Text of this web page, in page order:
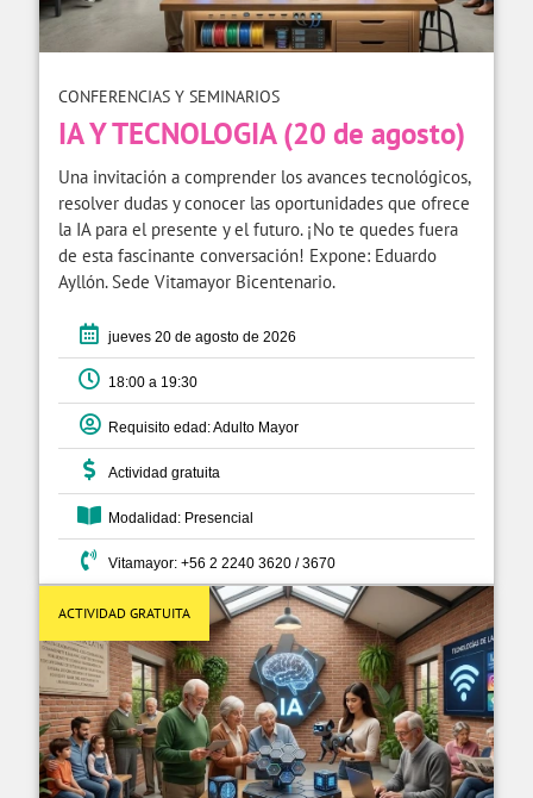
CONFERENCIAS Y SEMINARIOS
IA Y TECNOLOGIA (20 de agosto)
Una invitación a comprender los avances tecnológicos,
resolver dudas y conocer las oportunidades que ofrece
la IA para el presente y el futuro. ¡No te quedes fuera
de esta fascinante conversación! Expone: Eduardo
Ayllón. Sede Vitamayor Bicentenario.
jueves 20 de agosto de 2026
18:00 a 19:30
Requisito edad: Adulto Mayor
Actividad gratuita
Modalidad: Presencial
Vitamayor: +56 2 2240 3620 / 3670
ACTIVIDAD GRATUITA